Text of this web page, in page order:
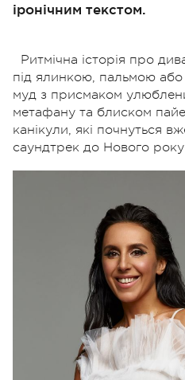
іронічним текстом.
Ритмічна історія про
під ялинкою, пальмою
муд з присмаком
метафану та блиском
канікули, які почнуться
саундтрек до Нового